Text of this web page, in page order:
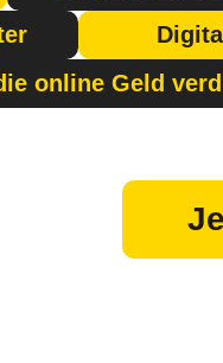
online Geld